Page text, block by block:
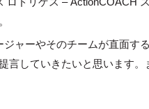
ャーやそのチームが直面す
言していきたいと思います